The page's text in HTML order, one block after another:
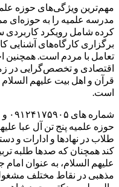
مهم‌ترین ویژگی‌های حوزه
مدرسه علمیه را به حوزه‌ای
کرده شامل رویکرد کاربردی
برگزاری کارگاه‌های آشنایی
تعامل با مردم است. همچنین
اقتصادی و تخصص‌گرایی در
قرآن و اهل بیت علیهم
است.
حوزه علمیه پنج تن آل عبا
طلاب در نهادها و ادارات و
کند همچنان که صدها طلبه
علیهم السلام، به عنوان
مذهبی در نقاط مختلف